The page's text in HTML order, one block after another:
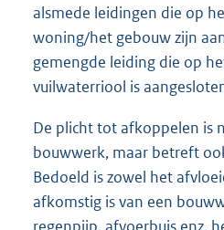
alsmede leidingen die op
woning/het gebouw zijn
gemengde leiding die op
vuilwaterriool is
De plicht tot afkoppelen is
bouwwerk, maar betreft
Bedoeld is zowel het
afkomstig is van een